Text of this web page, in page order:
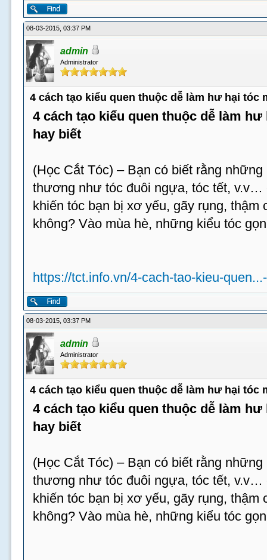
08-03-2015, 03:37 PM
admin
Administrator
4 cách tạo kiểu quen thuộc dễ làm hư hại tóc
4 cách tạo kiểu quen thuộc dễ làm
hay biết
(Học Cắt Tóc) – Bạn có biết rằng
thương như tóc đuôi ngựa, tóc tết, v.v…
khiến tóc bạn bị xơ yếu, gãy rụng, thậm
không? Vào mùa hè, những kiểu tóc
https://tct.info.vn/4-cach-tao-kieu-
08-03-2015, 03:37 PM
admin
Administrator
4 cách tạo kiểu quen thuộc dễ làm hư hại tóc
4 cách tạo kiểu quen thuộc dễ làm
hay biết
(Học Cắt Tóc) – Bạn có biết rằng
thương như tóc đuôi ngựa, tóc tết, v.v…
khiến tóc bạn bị xơ yếu, gãy rụng, thậm
không? Vào mùa hè, những kiểu tóc